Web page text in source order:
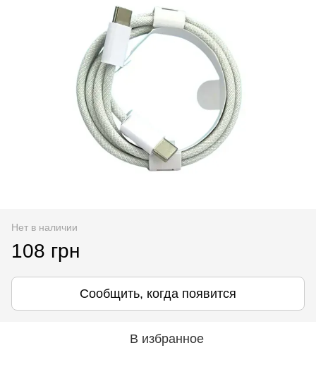
Нет в наличии
108 грн
Сообщить, когда появится
В избранное